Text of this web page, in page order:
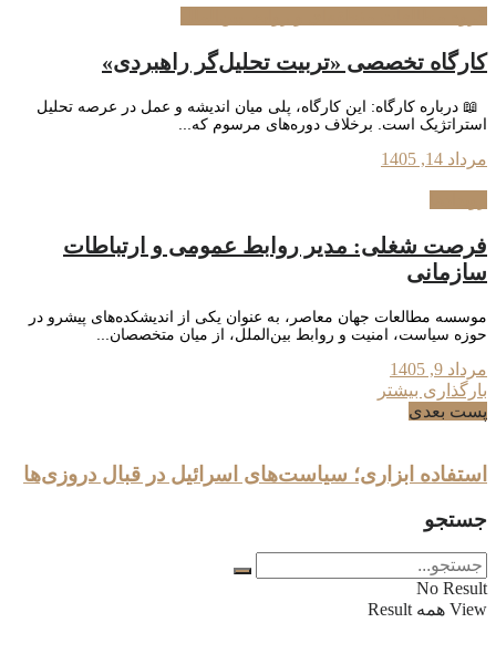
کارگاه تخصصی «تربیت تحلیل‌گر راهبردی»
📖 درباره کارگاه: این کارگاه، پلی میان اندیشه و عمل در عرصه تحلیل
استراتژیک است. برخلاف دوره‌های مرسوم که...
مرداد 14, 1405
فرصت شغلی: مدیر روابط عمومی و ارتباطات
سازمانی
موسسه مطالعات جهان معاصر، به عنوان یکی از اندیشکده‌های پیشرو در
حوزه سیاست، امنیت و روابط بین‌الملل، از میان متخصصان...
مرداد 9, 1405
بارگذاری بیشتر
پست بعدی
استفاده ابزاری؛ سیاست‌های اسرائیل در قبال دروزی‌ها
جستجو
No Result
View همه Result